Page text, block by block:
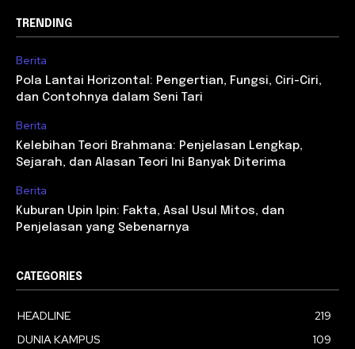
TRENDING
Berita
Pola Lantai Horizontal: Pengertian, Fungsi, Ciri-Ciri,
dan Contohnya dalam Seni Tari
Berita
Kelebihan Teori Brahmana: Penjelasan Lengkap,
Sejarah, dan Alasan Teori Ini Banyak Diterima
Berita
Kuburan Upin Ipin: Fakta, Asal Usul Mitos, dan
Penjelasan yang Sebenarnya
CATEGORIES
HEADLINE
219
DUNIA KAMPUS
109